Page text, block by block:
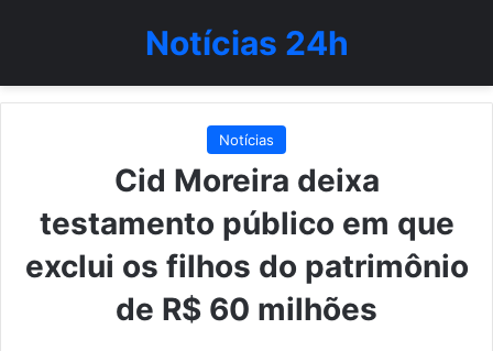
Notícias 24h
Notícias
Cid Moreira deixa
testamento público em que
exclui os filhos do patrimônio
de R$ 60 milhões